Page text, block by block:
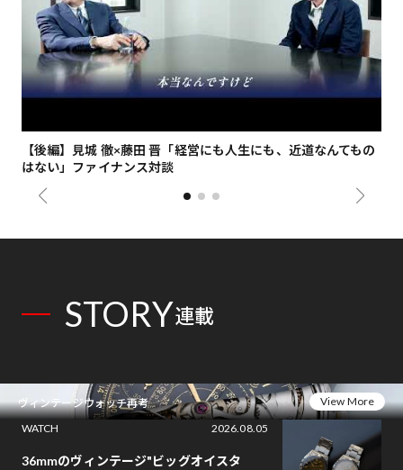
【後編】見城 徹×藤田 晋「経営にも人生にも、近道なんてもの
はない」ファイナンス対談
STORY連載
ヴィンテージウォッチ再考
View More
WATCH
2026.08.05
36mmのヴィンテージ"ビッグオイスタ